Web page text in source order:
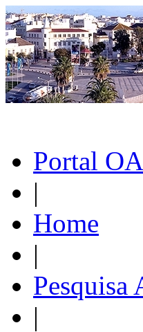
Portal OA
|
Home
|
Pesquisa
|